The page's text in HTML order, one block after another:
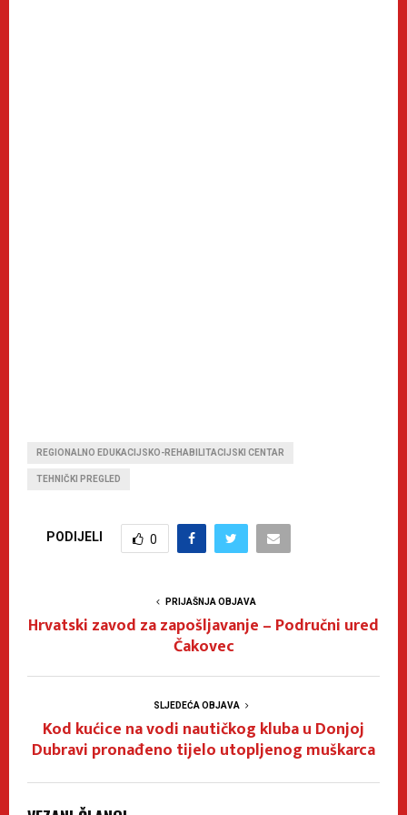
REGIONALNO EDUKACIJSKO-REHABILITACIJSKI CENTAR
TEHNIČKI PREGLED
PODIJELI 0
PRIJAŠNJA OBJAVA
Hrvatski zavod za zapošljavanje – Područni ured
Čakovec
SLJEDEĆA OBJAVA
Kod kućice na vodi nautičkog kluba u Donjoj
Dubravi pronađeno tijelo utopljenog muškarca